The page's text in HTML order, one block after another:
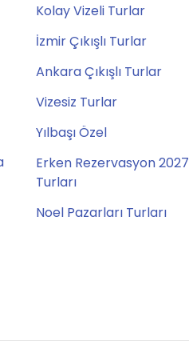
Kolay Vizeli Turlar
İzmir Çıkışlı Turlar
Ankara Çıkışlı Turlar
Vizesiz Turlar
Yılbaşı Özel
Erken Rezervasyon 2027
Turları
Noel Pazarları Turları